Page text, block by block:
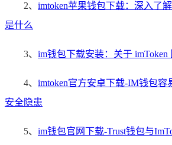
2、 imtoken苹果钱包下载：深入了
是什么
3、 im钱包下载安装：关于
4、 imtoken官方安卓下载-IM钱包容
安全隐患
5、 im钱包官网下载-Trust钱包与